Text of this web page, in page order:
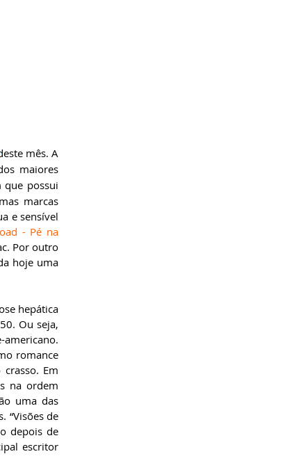
mês. A
maiores
que possui
marcas
e sensível
- Pé na
Por outro
hoje uma
hepática
Ou seja,
romance
Em
na ordem
uma das
“Visões de
depois de
escritor